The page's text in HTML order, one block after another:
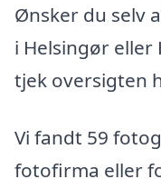
Ønsker du selv
i Helsingør eller
tjek oversigten
Vi fandt 59
fotofirma eller